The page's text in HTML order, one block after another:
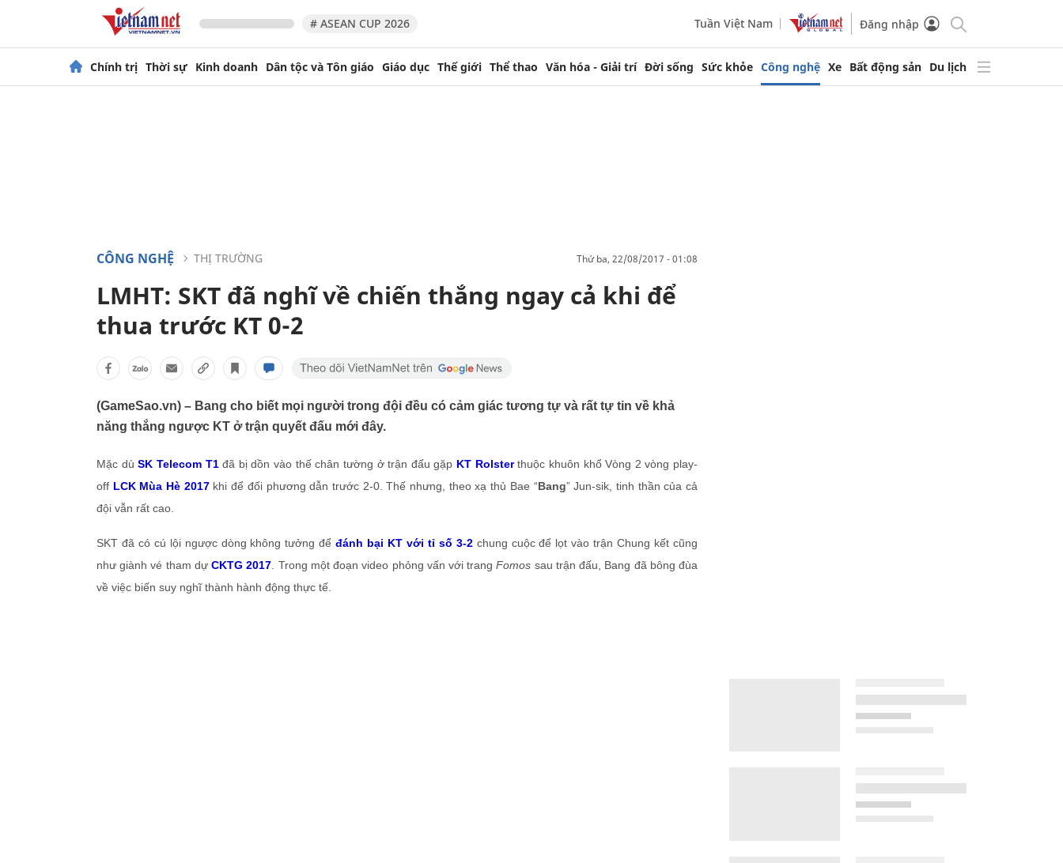
# ASEAN CUP 2026 Tuần Việt Nam Đăng nhập
Chính trị Thời sự Kinh doanh Dân tộc và Tôn giáo Giáo dục Thế giới Thể thao Văn hóa - Giải trí Đời sống Sức khỏe Công nghệ Xe Bất động sản Du lịch
CÔNG NGHỆ THỊ TRƯỜNG thứ ba, 22/08/2017 - 01:08
LMHT: SKT đã nghĩ về chiến thắng ngay cả khi để
thua trước KT 0-2
(GameSao.vn) – Bang cho biết mọi người trong đội đều có cảm giác tương tự và rất tự tin về khả
năng thắng ngược KT ở trận quyết đấu mới đây.
Mặc dùSK Telecom T1đã bị dồn vào thế chân tường ở trận đấu gặp KT Rolsterthuộc khuôn khổ Vòng 2 vòng play-
off LCK Mùa Hè 2017khi để đối phương dẫn trước 2-0. Thế nhưng, theo xạ thủ Bae “Bang” Jun-sik, tinh thần của cả
đội vẫn rất cao.
SKT đã có cú lội ngược dòng không tưởng đểđánh bại KT với tỉ số 3-2 chung cuộc để lọt vào trận Chung kết cũng
như giành vé tham dựCKTG 2017 . Trong một đoạn video phỏng vấn với trangFomos sau trận đấu, Bang đã bông đùa
về việc biến suy nghĩ thành hành động thực tế.